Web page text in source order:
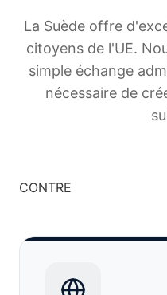
La Suède offre
citoyens de l'UE.
simple échange
nécessaire de
CONTRE